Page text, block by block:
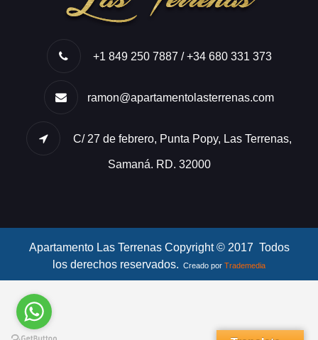
+1 849 250 7887 / +34 680 331 373
ramon@apartamentolasterrenas.com
C/ 27 de febrero, Punta Popy, Las Terrenas,
Samaná. RD. 32000
Apartamento Las Terrenas Copyright © 2017 Todos
los derechos reservados. Creado por Trademedia